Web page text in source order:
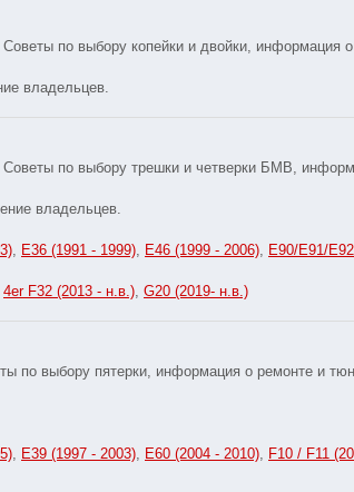
по выбору копейки и двойки, информация
владельцев.
по выбору трешки и четверки БМВ,
владельцев.
E36 (1991 - 1999) E46 (1999 - 2006) E90/E91/
4er F32 (2013 - н.в.) G20 (2019- н.в.)
по выбору пятерки, информация о ремонте и
E39 (1997 - 2003) E60 (2004 - 2010) F10 / F11